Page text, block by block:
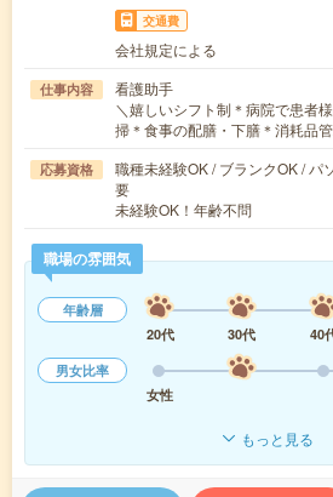
交通費
会社規定による
仕事内容
看護助手
＼嬉しいシフト制＊病院で患者
掃＊食事の配膳・下膳＊消耗品
応募資格
職種未経験OK / ブランクOK / パ
要
未経験OK！年齢不問
職場の雰囲気
年齢層
20代
30代 40
男女比率
女性
もっと見る